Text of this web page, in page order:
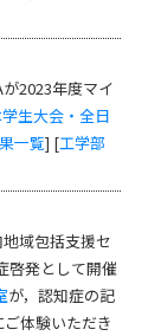
が2023年度マイ
生大会・全日
一覧] [工学部
域包括支援セ
啓発として開催
が，認知症の記
体験いただき